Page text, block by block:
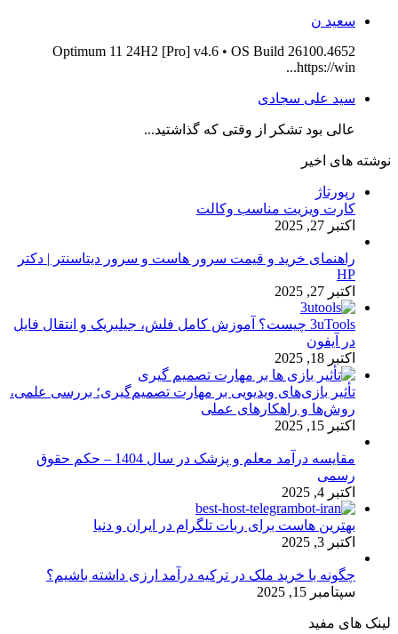
سعید ن
Optimum 11 24H2 [Pro] v4.6 • OS Build 26100.4652
https://win...
سید علی سجادی
عالی بود تشکر از وقتی که گذاشتید...
نوشته های اخیر
رپورتاژ
کارت ویزیت مناسب وکالت
اکتبر 27, 2025
راهنمای خرید و قیمت سرور هاست و سرور دیتاسنتر | دکتر
HP
اکتبر 27, 2025
3uTools چیست؟ آموزش کامل فلش، جیلبریک و انتقال فایل
در آیفون
اکتبر 18, 2025
تأثیر بازی‌های ویدیویی بر مهارت تصمیم‌گیری؛ بررسی علمی،
روش‌ها و راهکارهای عملی
اکتبر 15, 2025
مقایسه درآمد معلم و پزشک در سال 1404 – حکم حقوق
رسمی
اکتبر 4, 2025
بهترین هاست برای ربات تلگرام در ایران و دنیا
اکتبر 3, 2025
چگونه با خرید ملک در ترکیه درآمد ارزی داشته باشیم؟
سپتامبر 15, 2025
لینک های مفید